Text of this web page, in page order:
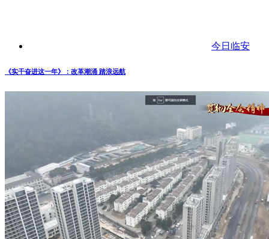
今日临安
《实干奋进这一年》：改革潮涌 踏浪远航